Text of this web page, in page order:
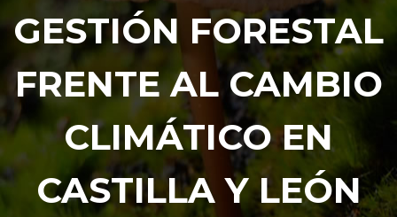
GESTIÓN FORESTAL
FRENTE AL CAMBIO
CLIMÁTICO EN
CASTILLA Y LEÓN